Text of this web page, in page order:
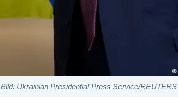
Bild: Ukrainian Presidential Press Service/REUTERS